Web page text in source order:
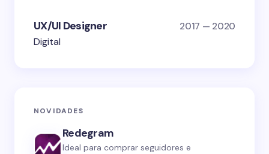
UX/UI Designer 2017 — 2020
Digital
NOVIDADES
Redegram
Ideal para comprar seguidores e